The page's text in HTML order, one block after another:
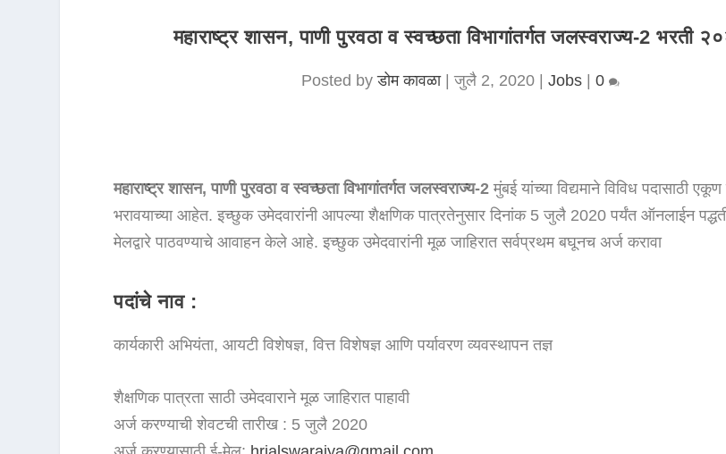
महाराष्ट्र शासन, पाणी पुरवठा व स्वच्छता विभागांतर्गत जलस्वराज्य-2 भरती
Posted byडोम कावळा|जुलै 2, 2020| Jobs| 0
महाराष्ट्र शासन, पाणी पुरवठा व स्वच्छता विभागांतर्गत जलस्वराज्य-2मुंबई यांच्या विद्यमाने विविध पदासाठी
भरावयाच्या आहेत. इच्छुक उमेदवारांनी आपल्या शैक्षणिक पात्रतेनुसार दिनांक 5 जुलै 2020 पर्यंत ऑनलाईन
मेलद्वारे पाठवण्याचे आवाहन केले आहे. इच्छुक उमेदवारांनी मूळ जाहिरात सर्वप्रथम बघूनच अर्ज करावा
पदांचे नाव :
कार्यकारी अभियंता, आयटी विशेषज्ञ, वित्त विशेषज्ञ आणि पर्यावरण व्यवस्थापन तज्ञ
शैक्षणिक पात्रता साठी उमेदवाराने मूळ जाहिरात पाहावी
अर्ज करण्याची शेवटची तारीख : 5 जुलै 2020